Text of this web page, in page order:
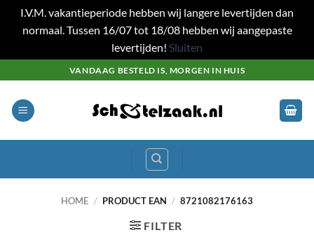
I.V.M. vakantieperiode hebben wij langere levertijden dan
normaal. Tussen 16/07 tot 18/08 hebben wij aangepaste
levertijden! Sluiten
naar
inhoud
VANDAAG BESTELD IS, MORGEN IN HUIS
HOME / PRODUCT EAN / 8721082176163
FILTER